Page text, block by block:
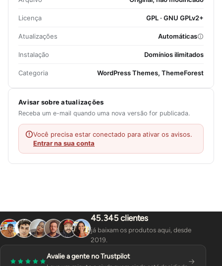
Licença GPL · GNU GPLv2+
Atualizações Automáticas
Instalação Domínios ilimitados
Categoria WordPress Themes, ThemeForest
Avisar sobre atualizações
Receba um e-mail quando uma nova versão for publicada.
Você precisa estar conectado para ativar os avisos.
Entrar na sua conta
45.345 clientes
já baixam os produtos aqui, desde
2019.
Avalie a gente no Trustpilot